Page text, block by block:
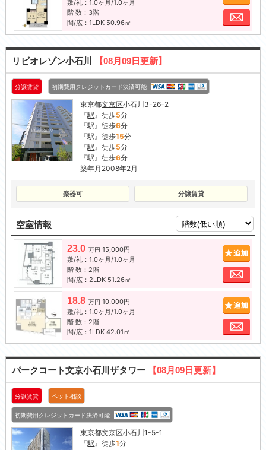
敷/礼：1.0ヶ月/1.0ヶ月
階 数：3階
間/広：1LDK 50.96㎡
お
リビオレゾン小石川 【08月09日更新】
分譲賃貸 初期費用クレジットカード決済可能
東京都文京区小石川3-26-2
『駅』徒歩5分
『駅』徒歩6分
『駅』徒歩15分
『駅』徒歩5分
『駅』徒歩6分
築年月2008年2月
楽器可 分譲賃貸
空室情報
23.0 万円 15,000円
敷/礼：1.0ヶ月/1.0ヶ月
階 数：2階
間/広：2LDK 51.26㎡
お
18.8 万円 10,000円
敷/礼：1.0ヶ月/1.0ヶ月
階 数：2階
間/広：1LDK 42.01㎡
お
パークコート文京小石川ザタワー 【08月09日更新】
分譲賃貸 ペット相談
初期費用クレジットカード決済可能
東京都文京区小石川1-5-1
『駅』徒歩1分